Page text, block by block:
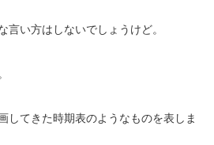
言い方はしないでしょうけど。
してきた時期表のようなものを表しま